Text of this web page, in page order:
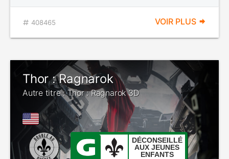
408465 VOIR PLUS
Thor : Ragnarok
Autre titre : Thor : Ragnarok 3D
DÉCONSEILLÉ
AUX JEUNES
ENFANTS